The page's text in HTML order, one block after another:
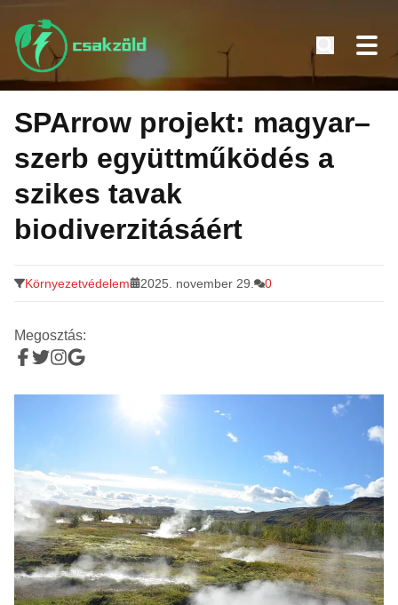
Tovább
tartalomra
SPArrow projekt: magyar–
szerb együttműködés a
szikes tavak
biodiverzitásáért
Környezetvédelem 2025. november 29. 0
Megosztás: